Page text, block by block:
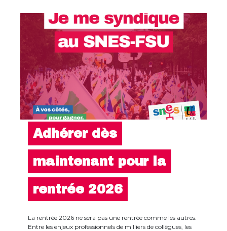
Adhérer dès
maintenant pour la
rentrée 2026
La rentrée 2026 ne sera pas une rentrée comme les autres.
Entre les enjeux professionnels de milliers de collègues, les